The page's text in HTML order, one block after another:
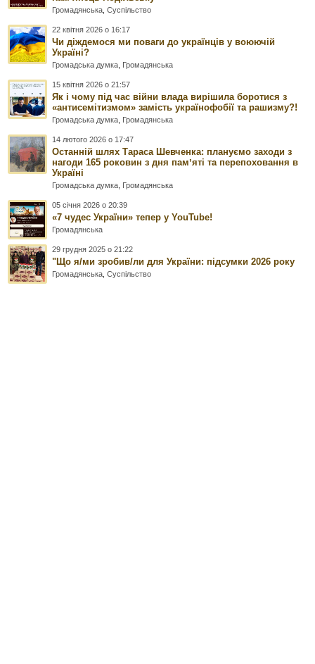
Громадянська ,Суспільство
22 квітня 2026 о 16:17
Чи діждемося ми поваги до українців у воюючій
Україні?
Громадська думка Громадянська
15 квітня 2026 о 21:57
Як і чому під час війни влада вирішила боротися з
«антисемітизмом» замість українофобії та рашизму?!
Громадська думка Громадянська
14 лютого 2026 о 17:47
Останній шлях Тараса Шевченка: плануємо заходи з
нагоди 165 роковин з дня памʼяті та перепоховання в
Україні
Громадська думка Громадянська
05 січня 2026 о 20:39
«7 чудес України» тепер у YouTube!
Громадянська
29 грудня 2025 о 21:22
"Що я/ми зробив/ли для України: підсумки 2026 року
Громадянська ,Суспільство